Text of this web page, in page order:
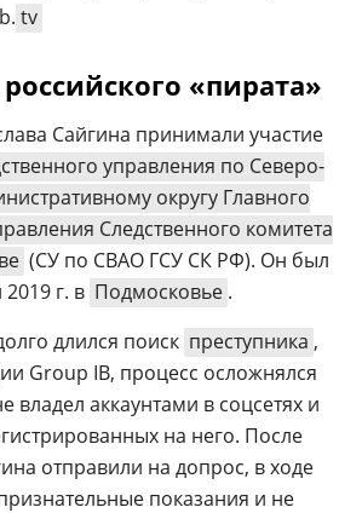
tv
«пирата»
Сайгина принимали участие
управления по Северо-
округу Главного
Следственного комитета
(СУ по СВАО ГСУ СК РФ). Он был
г. в Подмосковье .
длился поиск преступника ,
Group IB, процесс осложнялся
владел аккаунтами в соцсетях и
на него. После
отправили на допрос, в ходе
показания и не